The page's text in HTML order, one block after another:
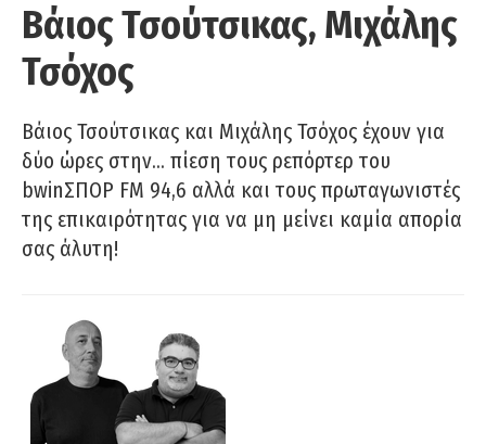
Βάιος Τσούτσικας, Μιχάλης
Τσόχος
Βάιος Τσούτσικας και Μιχάλης Τσόχος έχουν για
δύο ώρες στην… πίεση τους ρεπόρτερ του
bwinΣΠΟΡ FM 94,6 αλλά και τους πρωταγωνιστές
της επικαιρότητας για να μη μείνει καμία απορία
σας άλυτη!